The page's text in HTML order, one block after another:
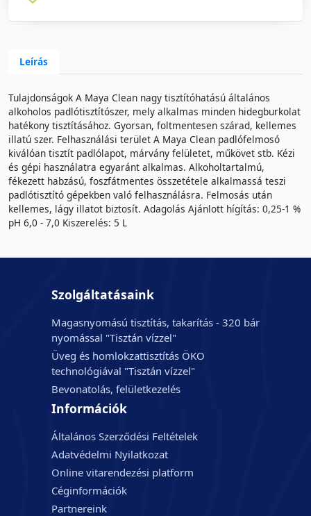
Leírás
Tulajdonságok A Maya Clean nagy tisztítóhatású általános
alkoholos padlótisztítószer, mely alkalmas minden hidegburkolat
hatékony tisztításához. Gyorsan, foltmentesen szárad, kellemes
illatú szer. Felhasználási terület A Maya Clean padlófelmosó
kiválóan tisztít padlólapot, márvány felületet, műkövet stb. Kézi
és gépi használatra egyaránt alkalmas. Alkoholtartalmú,
fékezett habzású, foszfátmentes összetétele alkalmassá teszi
padlótisztító gépekben való felhasználásra. Felmosás után
kellemes, lágy illatot biztosít. Adagolás Ajánlott hígítás: 0,25-1 %
pH 6,0 - 7,0 Kiszerelés: 5 L
Szolgáltatásaink
Magasnyomású tisztítás, takarítás - 320 bár
nyomással "Tisztán vízzel"
Üveg és homlokzattisztítás ÖKO
technológiával "Tisztán vízzel"
Bevonatolás, felületkezelés
Információk
Általános Szerződési Feltételek
Adatvédelmi Nyilatkozat
Online vitarendezési platform
Céginformációk
Partnereink